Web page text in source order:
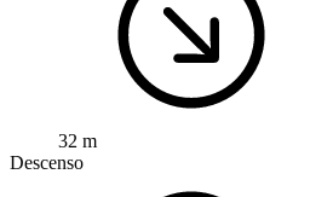
32 m
Descenso